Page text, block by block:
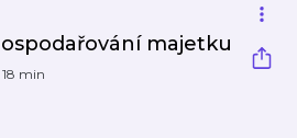
majetku
18 min